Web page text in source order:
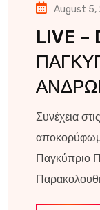
August 5,
LIVE –
Συνέχεια
Παγκύπριο